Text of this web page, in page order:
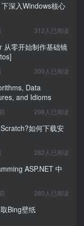
深入Windows核心
312人已阅读
从零开始制作基础镜
300人已阅读
Data
and Idioms
298人已阅读
如何下载安
282人已阅读
ASP.NET 中
280人已阅读
Bing壁纸